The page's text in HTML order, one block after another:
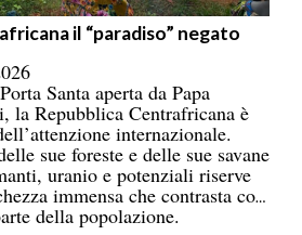
il “paradiso” negato
Santa aperta da Papa
la Repubblica Centrafricana è
internazionale.
sue foreste e delle sue savane
uranio e potenziali riserve
immensa che contrasta con
della popolazione.